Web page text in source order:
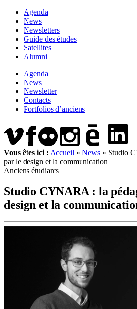
Agenda
News
Newsletters
Guide des études
Satellites
Alumni
Agenda
News
Newsletter
Contacts
Portfolios d’anciens
Vous êtes ici : Accueil » News » Studio
par le design et la communication
Anciens étudiants
Studio CYNARA : la
design et la